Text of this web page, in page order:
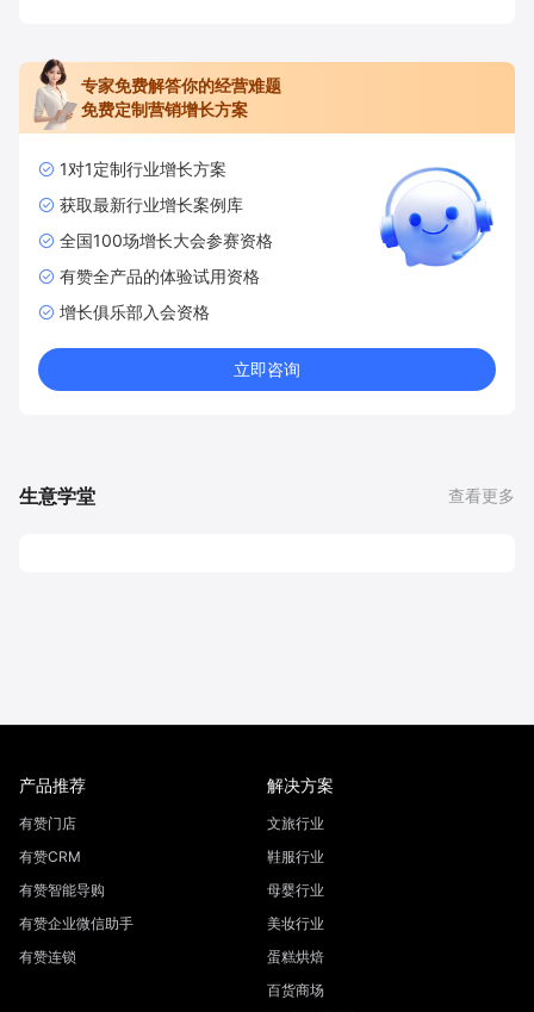
专家免费解答你的经营难题
免费定制营销增长方案
1对1定制行业增长方案
获取最新行业增长案例库
全国100场增长大会参赛资格
有赞全产品的体验试用资格
增长俱乐部入会资格
立即咨询
生意学堂 查看更多
产品推荐
有赞门店
有赞CRM
有赞智能导购
有赞企业微信助手
有赞连锁
解决方案
文旅行业
鞋服行业
母婴行业
美妆行业
蛋糕烘焙
百货商场